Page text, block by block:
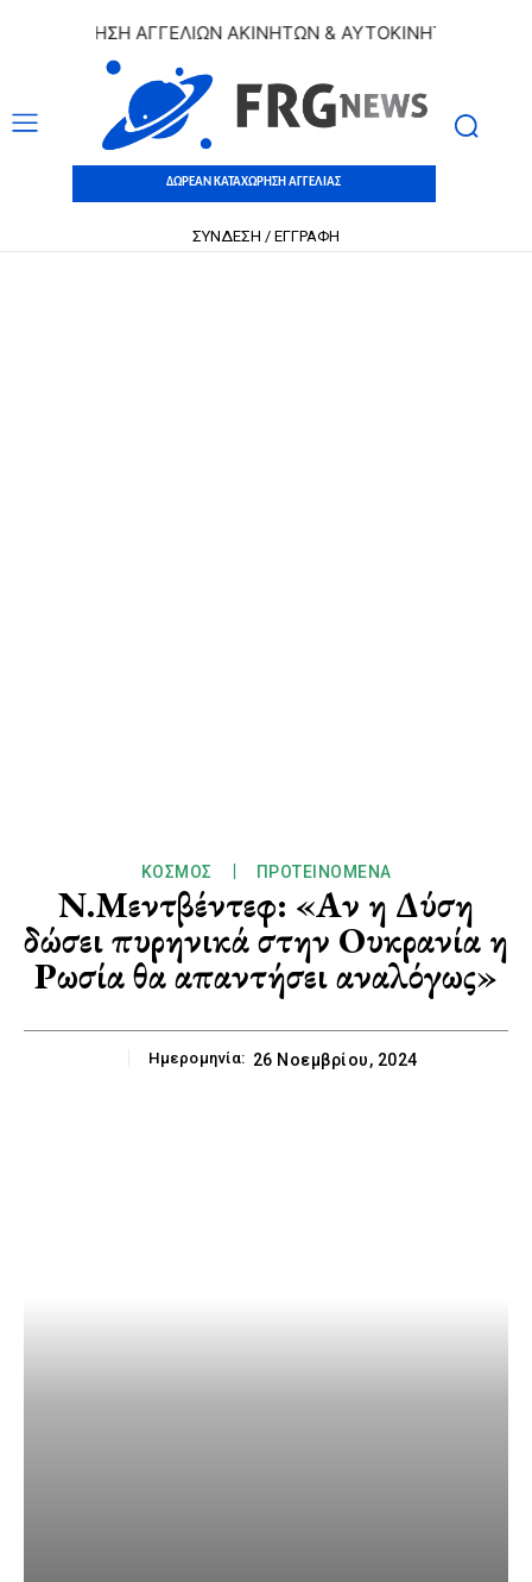
ΑΓΓΕΛΙΩΝ ΑΚΙΝΗΤΩΝ & ΑΥΤΟΚΙΝΗΤΩΝ |
ΔΩΡΕΑΝ ΚΑΤΑΧΩΡΗΣΗ ΑΓΓΕΛΙΑΣ
ΣΥΝΔΕΣΗ / ΕΓΓΡΑΦΗ
ΚΌΣΜΟΣ ΠΡΟΤΕΙΝΌΜΕΝΑ
Ν.Μεντβέντεφ: «Αν η Δύση
δώσει πυρηνικά στην Ουκρανία η
Ρωσία θα απαντήσει αναλόγως»
Ημερομηνία: 26 Νοεμβρίου, 2024